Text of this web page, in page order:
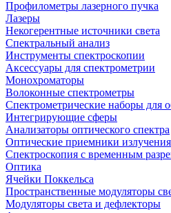
Профилометры лазерного пучка
Лазеры
Некогерентные источники света
Спектральный анализ
Инструменты спектроскопии
Аксессуары для спектрометрии
Монохроматоры
Волоконные спектрометры
Спектрометрические наборы для
Интегрирующие сферы
Анализаторы оптического спектра
Оптические приемники излучения
Спектроскопия с временным
Оптика
Ячейки Поккельса
Пространственные модуляторы
Модуляторы света и дефлекторы